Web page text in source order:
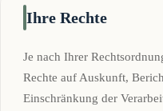
Ihre Rechte
Je nach Ihrer
Rechte auf Auskunft,
Einschränkung der